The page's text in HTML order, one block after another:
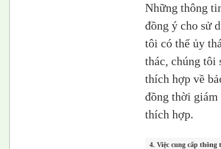
Những thông
đồng ý cho sử
tôi có thể ủy
thác, chúng tôi
thích hợp về
đồng thời giám
thích hợp.
4. Việc cung cấp